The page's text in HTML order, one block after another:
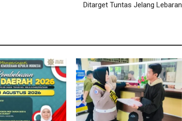
Ditarget Tuntas Jelang Lebaran